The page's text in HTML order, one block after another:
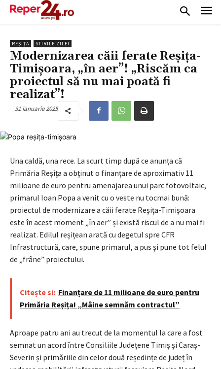
REȘIȚA STIRILE ZILEI
Modernizarea căii ferate Reșița-
Timișoara, „în aer”! „Riscăm ca
proiectul să nu mai poată fi
realizat”!
31 ianuarie 2025
Una caldă, una rece. La scurt timp după ce anunța că
Primăria Reșița a obținut o finanțare de aproximativ 11
milioane de euro pentru amenajarea unui parc fotovoltaic,
primarul Ioan Popa a venit cu o veste nu tocmai bună:
proiectul de modernizare a căii ferate Reșița-Timișoara
este în acest moment „în aer” și există riscul de a nu mai fi
realizat. Edilul reșițean arată cu degetul spre CFR
Infrastructură, care, spune primarul, a pus și pune tot felul
de „frâne” proiectului.
Citește si: Finanțare de 11 milioane de euro pentru
Primăria Reșița! „Mâine semnăm contractul”
Aproape patru ani au trecut de la momentul la care a fost
semnat un acord între Consiliile Județene Timiș și Caraș-
Severin și primăriile din celor două reședințe de județ în